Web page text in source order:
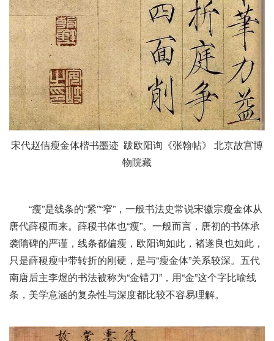
宋代赵佶瘦金体楷书墨迹 跋欧阳询《张翰帖》 北京故宫博
物院藏
“瘦”是线条的“紧”“窄”，一般书法史常说宋徽宗瘦金体从
唐代薛稷而来。薛稷书体也“瘦”。一般而言，唐初的书体承
袭隋碑的严谨，线条都偏瘦，欧阳询如此，褚遂良也如此，
只是薛稷瘦中带转折的刚硬，是与“瘦金体”关系较深。五代
南唐后主李煜的书法被称为“金错刀”，用“金”这个字比喻线
条，美学意涵的复杂性与深度都比较不容易理解。